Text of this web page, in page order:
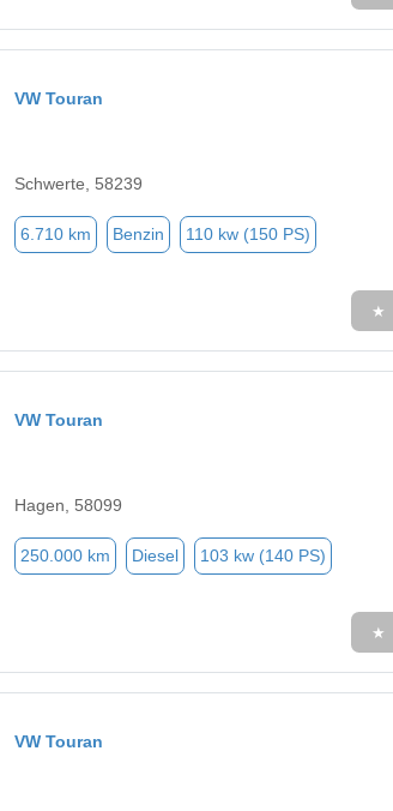
VW Touran
Schwerte, 58239
6.710 km Benzin 110 kw (150 PS)
★
VW Touran
Hagen, 58099
250.000 km Diesel 103 kw (140 PS)
★
VW Touran